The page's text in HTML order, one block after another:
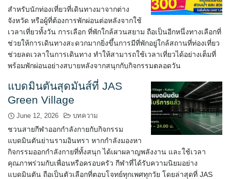
สำหรับนักท่องเที่ยวที่เดินทางมาจากต่าง
จังหวัด หรือผู้ที่ต้องการพักผ่อนต่อหลังจากใช้
เวลาเที่ยวทั้งวัน การเลือก ที่พักใกล้สวนสยาม ถือเป็นอีกหนึ่งทางเลือกที่
ช่วยให้การเดินทางสะดวกมากยิ่งขึ้นการมีที่พักอยู่ใกล้สถานที่ท่องเที่ยว
ช่วยลดเวลาในการเดินทาง ทำให้สามารถใช้เวลาเที่ยวได้อย่างเต็มที่
พร้อมพักผ่อนอย่างสบายหลังจากสนุกกับกิจกรรมตลอดวัน
แบดมินตันสุดมันส์ที่ JAS
Green Village
June 12, 2026 บทความ
ชวนสายกีฬาออกกำลังกายกับกิจกรรม
แบดมินตันย่านรามอินทรา หากกำลังมองหา
กิจกรรมออกกำลังกายที่ทั้งสนุก ได้เผาผลาญพลังงาน และใช้เวลา
คุณภาพร่วมกับเพื่อนหรือครอบครัว กีฬาที่ได้รับความนิยมอย่าง
แบดมินตัน ถือเป็นตัวเลือกที่ตอบโจทย์ทุกเพศทุกวัย โดยล่าสุดที่ JAS